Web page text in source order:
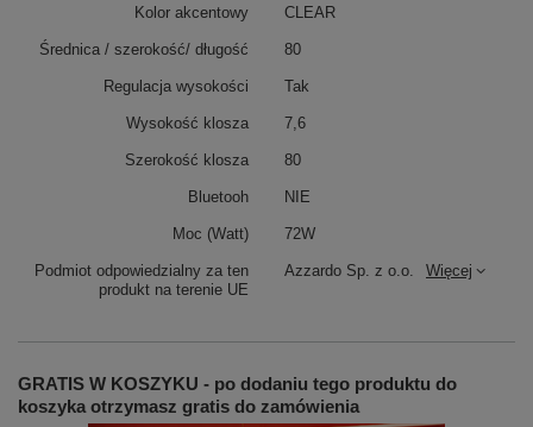
Podmiot odpowiedzialny za ten
produkt na terenie UE
Azzardo Sp. z o.o. Więcej
Kolor akcentowy CLEAR
Średnica / szerokość/ długość 80
Regulacja wysokości Tak
Wysokość klosza 7,6
Szerokość klosza 80
Bluetooh NIE
Moc (Watt) 72W
GRATIS W KOSZYKU - po dodaniu tego produktu do
koszyka otrzymasz gratis do zamówienia